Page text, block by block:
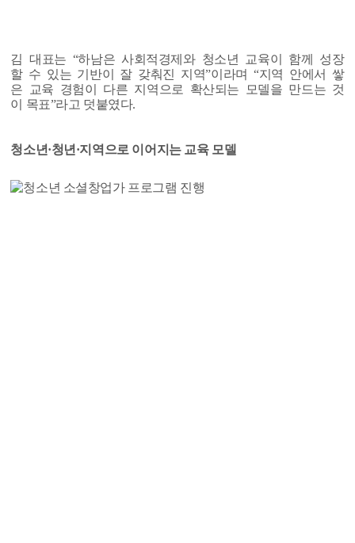
김 대표는 “하남은 사회적경제와 청소년 교육이 함께 성장
할 수 있는 기반이 잘 갖춰진 지역”이라며 “지역 안에서 쌓
은 교육 경험이 다른 지역으로 확산되는 모델을 만드는 것
이 목표”라고 덧붙였다.
청소년·청년·지역으로 이어지는 교육 모델